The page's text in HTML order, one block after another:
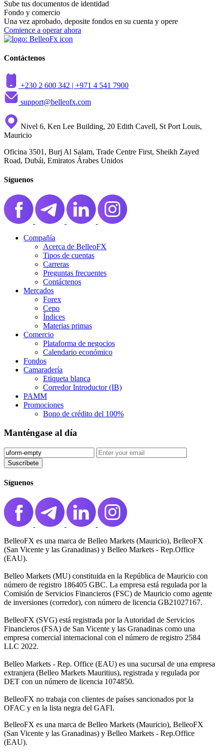
Sube tus documentos de identidad
Fondo y comercio
Una vez aprobado, deposite fondos en su cuenta y opere
Comience a operar ahora
Contáctenos
+230 2 600 342 | +971 4 541 7900
support@belleofx.com
Nivel 6, Ken Lee Building, 20 Edith Cavell, St Port Louis,
Mauricio
Oficina 3501, Burj Al Salam, Trade Centre First, Sheikh Zayed
Road, Dubái, Emiratos Árabes Unidos
Síguenos
Compañía
Acerca de BelleoFX
Tipos de cuentas
Carreras
Preguntas frecuentes
Contáctenos
Mercados
Forex
Cepo
Índices
Materias primas
Comercio
Plataforma de negocios
Calendario económico
Fondos
Camaradería
Etiqueta blanca
Corredor Introductor (IB)
PAMM
Promociones
Bono de crédito del 100%
Manténgase al día
Suscríbete
Síguenos
BelleoFX es una marca de Belleo Markets (Mauricio), BelleoFX
(San Vicente y las Granadinas) y Belleo Markets - Rep.Office
(EAU).
Belleo Markets (MU) constituida en la República de Mauricio con
número de registro 186405 GBC. La empresa está regulada por la
Comisión de Servicios Financieros (FSC) de Mauricio como agente
de inversiones (corredor), con número de licencia GB21027167.
BelleoFX (SVG) está registrada por la Autoridad de Servicios
Financieros (FSA) de San Vicente y las Granadinas como una
empresa comercial internacional con el número de registro 2584
LLC 2022.
Belleo Markets - Rep. Office (EAU) es una sucursal de una empresa
extranjera (Belleo Markets Mauritius), registrada y regulada por
DET con un número de licencia 1074850.
BelleoFX no trabaja con clientes de países sancionados por la
OFAC y en la lista negra del GAFI.
BelleoFX es una marca de Belleo Markets (Mauricio), BelleoFX
(San Vicente y las Granadinas) y Belleo Markets - Rep.Office
(EAU).